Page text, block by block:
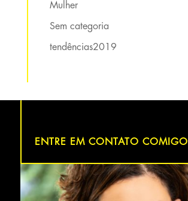
Mulher
Sem categoria
tendências2019
ENTRE EM CONTATO COMIGO